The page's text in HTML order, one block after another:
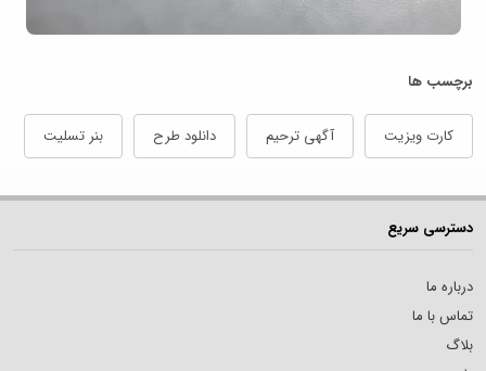
برچسب ها
کارت ویزیت آگهی ترحیم دانلود طرح بنر تسلیت
دسترسی سریع
درباره ما
تماس با ما
بلاگ